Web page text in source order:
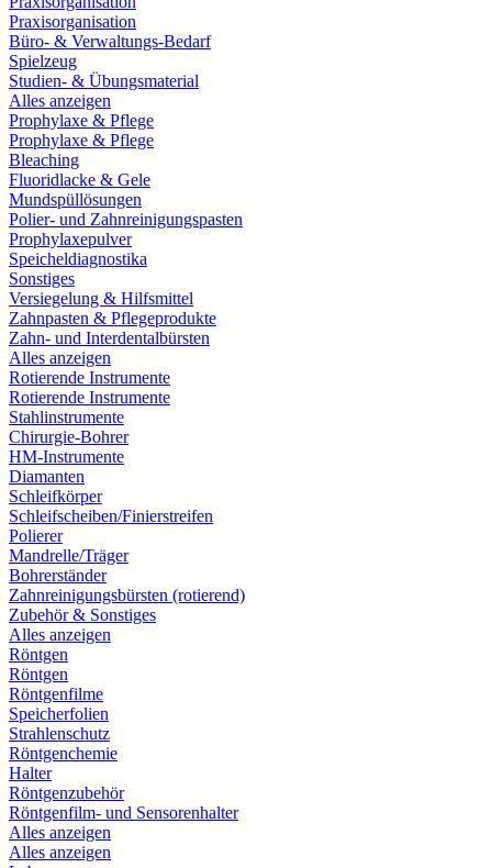
Praxisorganisation
Büro- & Verwaltungs-Bedarf
Spielzeug
Studien- & Übungsmaterial
Alles anzeigen
Prophylaxe & Pflege
Prophylaxe & Pflege
Bleaching
Fluoridlacke & Gele
Mundspüllösungen
Polier- und Zahnreinigungspasten
Prophylaxepulver
Speicheldiagnostika
Sonstiges
Versiegelung & Hilfsmittel
Zahnpasten & Pflegeprodukte
Zahn- und Interdentalbürsten
Alles anzeigen
Rotierende Instrumente
Rotierende Instrumente
Stahlinstrumente
Chirurgie-Bohrer
HM-Instrumente
Diamanten
Schleifkörper
Schleifscheiben/Finierstreifen
Polierer
Mandrelle/Träger
Bohrerständer
Zahnreinigungsbürsten (rotierend)
Zubehör & Sonstiges
Alles anzeigen
Röntgen
Röntgen
Röntgenfilme
Speicherfolien
Strahlenschutz
Röntgenchemie
Halter
Röntgenzubehör
Röntgenfilm- und Sensorenhalter
Alles anzeigen
Alles anzeigen